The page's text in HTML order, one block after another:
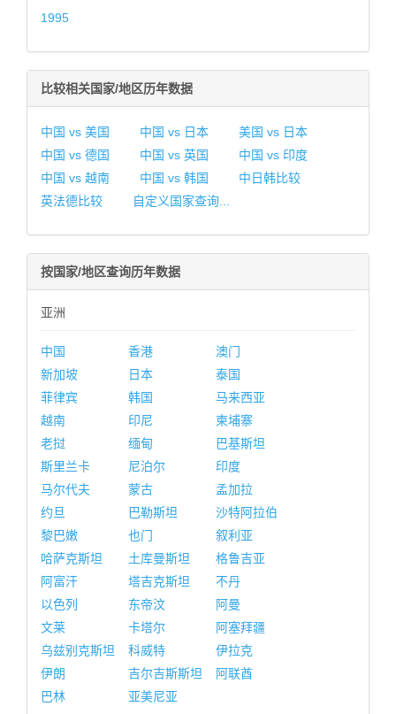
1995
比较相关国家/地区历年数据
中国 vs 美国 中国 vs 日本
美国 vs 日本
中国 vs 德国
中国 vs 英国
中国 vs 印度
中国 vs 越南
中国 vs 韩国
中日韩比较
英法德比较
自定义国家查询...
按国家/地区查询历年数据
亚洲
中国 香港
澳门
新加坡
日本
泰国
菲律宾
韩国
马来西亚
越南
印尼
柬埔寨
老挝
缅甸
巴基斯坦
斯里兰卡
尼泊尔
印度
马尔代夫
蒙古
孟加拉
约旦
巴勒斯坦
沙特阿拉伯
黎巴嫩
也门
叙利亚
哈萨克斯坦
土库曼斯坦
格鲁吉亚
阿富汗
塔吉克斯坦
不丹
以色列
东帝汶
阿曼
文莱
卡塔尔
阿塞拜疆
乌兹别克斯坦
科威特
伊拉克
伊朗
吉尔吉斯斯坦
阿联酋
巴林
亚美尼亚